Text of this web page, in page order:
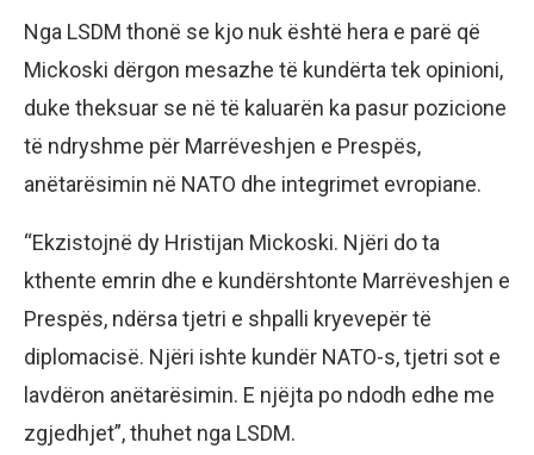
Nga LSDM thonë se kjo nuk është hera e parë që
Mickoski dërgon mesazhe të kundërta tek opinioni,
duke theksuar se në të kaluarën ka pasur pozicione
të ndryshme për Marrëveshjen e Prespës,
anëtarësimin në NATO dhe integrimet evropiane.
“Ekzistojnë dy Hristijan Mickoski. Njëri do ta
kthente emrin dhe e kundërshtonte Marrëveshjen e
Prespës, ndërsa tjetri e shpalli kryevepër të
diplomacisë. Njëri ishte kundër NATO-s, tjetri sot e
lavdëron anëtarësimin. E njëjta po ndodh edhe me
zgjedhjet”, thuhet nga LSDM.